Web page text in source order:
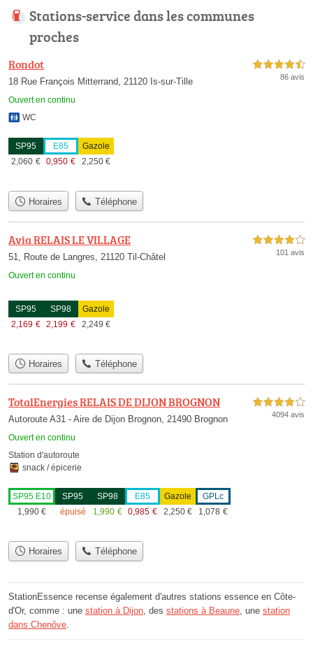
Stations-service dans les communes
proches
Rondot
18 Rue François Mitterrand, 21120 Is-sur-Tille
Ouvert en continu
4,5 étoiles sur 5
86 avis
WC
SP95
2,060 €
E85
0,950 €
Gazole
2,250 €
Horaires Téléphone
Avia RELAIS LE VILLAGE
51, Route de Langres, 21120 Til-Châtel
Ouvert en continu
4,0 étoiles sur 5
101 avis
SP95
2,169 €
SP98
2,199 €
Gazole
2,249 €
Horaires Téléphone
TotalEnergies RELAIS DE DIJON BROGNON
Autoroute A31 - Aire de Dijon Brognon, 21490 Brognon
Ouvert en continu
4,0 étoiles sur 5
4094 avis
Station d'autoroute
snack / épicerie
SP95 E10
1,990 €
SP95
épuisé
SP98
1,990 €
E85
0,985 €
Gazole
2,250 €
GPLc
1,078 €
Horaires Téléphone
StationEssence recense également d'autres stations essence en Côte-
d'Or, comme : une station à Dijon , des stations à Beaune , une station
dans Chenôve